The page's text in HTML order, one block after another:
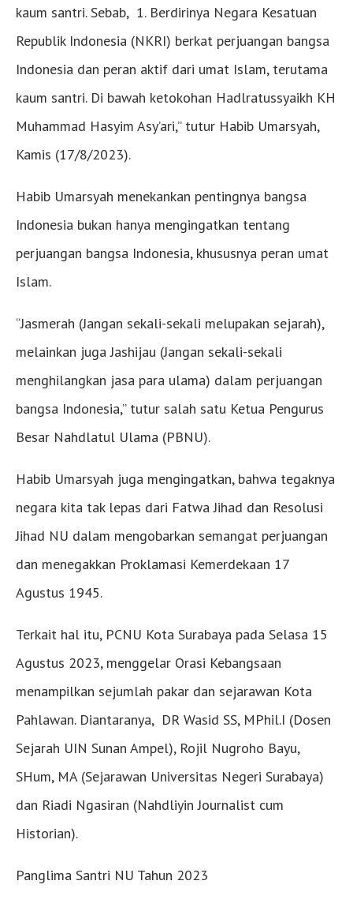
kaum santri. Sebab, 1. Berdirinya Negara Kesatuan
Republik Indonesia (NKRI) berkat perjuangan bangsa
Indonesia dan peran aktif dari umat Islam, terutama
kaum santri. Di bawah ketokohan Hadlratussyaikh KH
Muhammad Hasyim Asy’ari,” tutur Habib Umarsyah,
Kamis (17/8/2023).
Habib Umarsyah menekankan pentingnya bangsa
Indonesia bukan hanya mengingatkan tentang
perjuangan bangsa Indonesia, khususnya peran umat
Islam.
“Jasmerah (Jangan sekali-sekali melupakan sejarah),
melainkan juga Jashijau (Jangan sekali-sekali
menghilangkan jasa para ulama) dalam perjuangan
bangsa Indonesia,” tutur salah satu Ketua Pengurus
Besar Nahdlatul Ulama (PBNU).
Habib Umarsyah juga mengingatkan, bahwa tegaknya
negara kita tak lepas dari Fatwa Jihad dan Resolusi
Jihad NU dalam mengobarkan semangat perjuangan
dan menegakkan Proklamasi Kemerdekaan 17
Agustus 1945.
Terkait hal itu, PCNU Kota Surabaya pada Selasa 15
Agustus 2023, menggelar Orasi Kebangsaan
menampilkan sejumlah pakar dan sejarawan Kota
Pahlawan. Diantaranya, DR Wasid SS, MPhil.I (Dosen
Sejarah UIN Sunan Ampel), Rojil Nugroho Bayu,
SHum, MA (Sejarawan Universitas Negeri Surabaya)
dan Riadi Ngasiran (Nahdliyin Journalist cum
Historian).
Panglima Santri NU Tahun 2023